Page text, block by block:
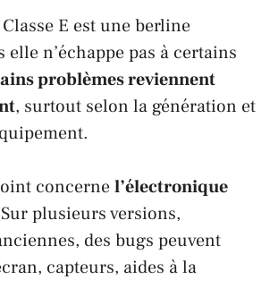
E est une berline
elle n’échappe pas à certains
problèmes reviennent
, surtout selon la génération et
concernel’électronique
plusieurs versions,
des bugs peuvent
capteurs, aides à la